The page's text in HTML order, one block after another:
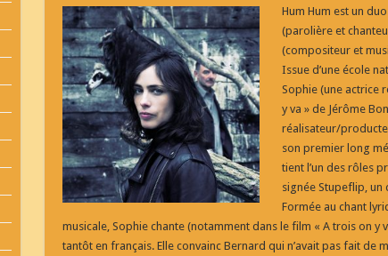
Hum Hum est un
(parolière et
(compositeur et
Issue d’une école
Sophie (une actrice
y va » de Jérôme
réalisateur/
son premier long
tient l’un des rôles
signée Stupeflip,
Formée au chant
musicale, Sophie chante (notamment dans le film « A trois on y
tantôt en français. Elle convainc Bernard qui n’avait pas fait de